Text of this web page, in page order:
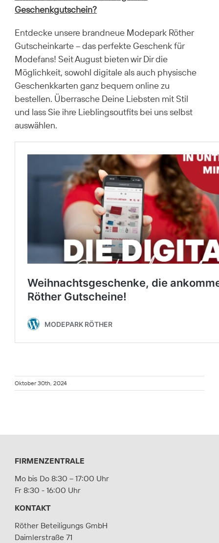
Geschenkgutschein?
Entdecke unsere brandneue Modepark Röther
Gutscheinkarte – das perfekte Geschenk für
Modefans! Seit August bieten wir Dir die
Möglichkeit, sowohl digitale als auch physische
Geschenkkarten ganz bequem online zu
bestellen. Überrasche Deine Liebsten mit Stil
und lass Sie ihre Lieblingsoutfits bei uns selbst
auswählen.
Oktober 30th, 2024
FIRMENZENTRALE
Mo bis Do 8:30 – 17:00 Uhr
Fr 8:30 - 16:00 Uhr
KONTAKT
Röther Beteiligungs GmbH
Daimlerstraße 71